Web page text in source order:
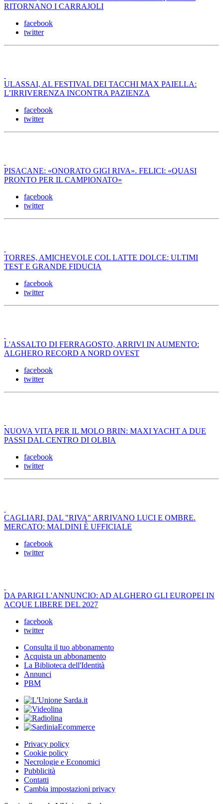
RITORNANO I CARRAJOLI
facebook
twitter
ULASSAI, AL FESTIVAL DEI TACCHI MAX PAIELLA:
L’IRRIVERENZA INCONTRA PAZIENZA
facebook
twitter
PISACANE: «ONORATO GIGI RIVA». FELICI: «QUASI
PRONTO PER IL CAMPIONATO»
facebook
twitter
TORRES, AMICHEVOLE COL LATTE DOLCE: ULTIMI
TEST E GRANDE FIDUCIA
facebook
twitter
L'ASSALTO DI FERRAGOSTO, ARRIVI IN AUMENTO:
ALGHERO RECORD A NORD OVEST
facebook
twitter
NUOVA VITA PER IL MOLO BRIN: MAXI YACHT A DUE
PASSI DAL CENTRO DI OLBIA
facebook
twitter
CAGLIARI, DAL "RIVA" ARRIVANO LUCI E OMBRE.
MERCATO: MALDINI È UFFICIALE
facebook
twitter
DA PARIGI L'ANNUNCIO: AD ALGHERO GLI EUROPEI IN
ACQUE LIBERE DEL 2027
facebook
twitter
Consulta il tuo abbonamento
Acquista un abbonamento
La Biblioteca dell'Identità
Annunci
PBM
Privacy policy
Cookie policy
Necrologie e Economici
Pubblicità
Contatti
Cambia impostazioni privacy